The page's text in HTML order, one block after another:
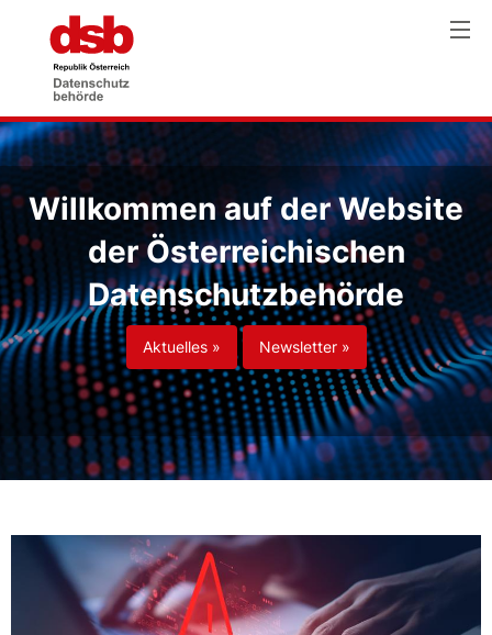
Willkommen auf der Website
der Österreichischen
Datenschutzbehörde
Aktuelles » Newsletter »